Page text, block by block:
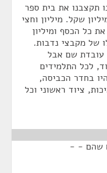
תקצבנו את בית ספר
אורד בתקציב חירום מיידי של 3 מיליון שקל. מיליון וחצי
כל הכסף ומיליון
של מקבצי נדבות.
עובדת שם אבל
לכל התלמידים
בחדר הכביסה,
ציוד ראשוני וכל